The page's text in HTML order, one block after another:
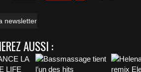
newsletter
AUSSI :